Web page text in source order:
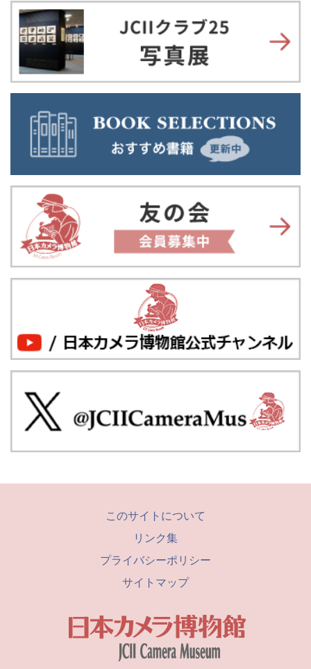
このサイトについて
リンク集
プライバシーポリシー
サイトマップ